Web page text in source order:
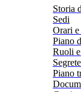
Storia
Sedi
Orari
Piano
Ruoli
Piano